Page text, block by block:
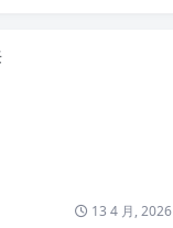
13 4 月, 2026